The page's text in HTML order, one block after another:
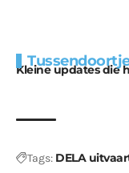
Kleine updates die
voor kabouters
Tags: DELA